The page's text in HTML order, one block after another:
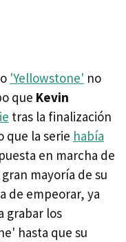
'Yellowstone' no
que Kevin
tras la finalización
que la serie había
en marcha de
mayoría de su
de empeorar, ya
grabar los
hasta que su